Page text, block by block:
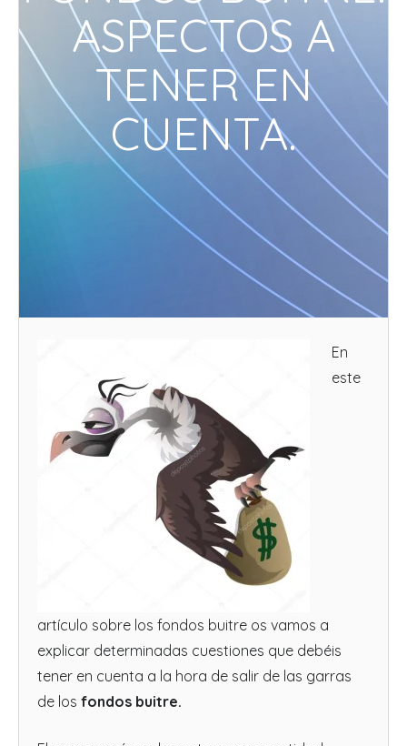
ASPECTOS A
TENER EN
CUENTA.
En
este
artículo sobre los fondos buitre os vamos a
explicar determinadas cuestiones que debéis
tener en cuenta a la hora de salir de las garras
de los fondos buitre.